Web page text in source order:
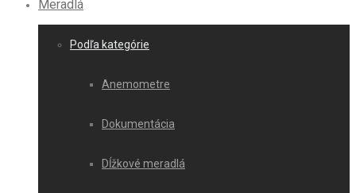
Meradlá
Podľa kategórie
Anemometre
Dokumentácia
Dĺžkové meradlá